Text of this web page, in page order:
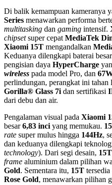
Di balik kemampuan kameranya
Series menawarkan performa
multitasking dan gaming intensif.
chipsetsuper cepat MediaTek
Xiaomi 15T mengandalkan
Keduanya dilengkapi baterai besar
pengisian daya HyperCharge
wireless pada model Pro, dan
perlindungan, perangkat ini tahan
Gorilla® Glass 7i dan sertifikasi
dari debu dan air.
Pengalaman visual pada Xiaomi
besar6,83 inci yang memukau.
rate super mulus hingga 144Hz,
dan keduanya dilengkapi
technology). Dari segi desain,
frame aluminium dalam pilihan
Gold. Sementara itu, 15T
Rose Gold, menawarkan pilihan